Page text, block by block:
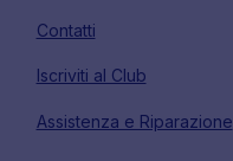
Contatti
Iscriviti al Club
Assistenza e Riparazione